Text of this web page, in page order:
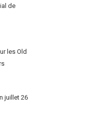
de
les Old
juillet 26